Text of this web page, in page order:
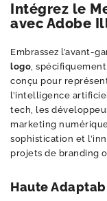
Intégrez le
avec Adobe
Embrassez l’avant-
logo,
conçu pour
l’intelligence
tech, les
marketing
sophistication et
projets de branding
Haute